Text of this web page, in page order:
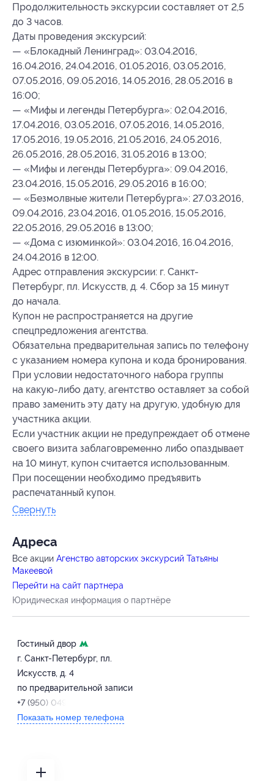
Продолжительность экскурсии составляет от 2,5
до 3 часов.
Даты проведения экскурсий:
— «Блокадный Ленинград»: 03.04.2016,
16.04.2016, 24.04.2016, 01.05.2016, 03.05.2016,
07.05.2016, 09.05.2016, 14.05.2016, 28.05.2016 в
16:00;
— «Мифы и легенды Петербурга»: 02.04.2016,
17.04.2016, 03.05.2016, 07.05.2016, 14.05.2016,
17.05.2016, 19.05.2016, 21.05.2016, 24.05.2016,
26.05.2016, 28.05.2016, 31.05.2016 в 13:00;
— «Мифы и легенды Петербурга»: 09.04.2016,
23.04.2016, 15.05.2016, 29.05.2016 в 16:00;
— «Безмолвные жители Петербурга»: 27.03.2016,
09.04.2016, 23.04.2016, 01.05.2016, 15.05.2016,
22.05.2016, 29.05.2016 в 13:00;
— «Дома с изюминкой»: 03.04.2016, 16.04.2016,
24.04.2016 в 12:00.
Адрес отправления экскурсии: г. Санкт-
Петербург, пл. Искусств, д. 4. Сбор за 15 минут
до начала.
Купон не распространяется на другие
спецпредложения агентства.
Обязательна предварительная запись по телефону
с указанием номера купона и кода бронирования.
При условии недостаточного набора группы
на какую-либо дату, агентство оставляет за собой
право заменить эту дату на другую, удобную для
участника акции.
Если участник акции не предупреждает об отмене
своего визита заблаговременно либо опаздывает
на 10 минут, купон считается использованным.
При посещении необходимо предъявить
распечатанный купон.
Свернуть
Адресa
Все акции Агенство авторских экскурсий Татьяны
Макеевой
Перейти на сайт партнера
Юридическая информация о партнёре
Гостиный двор
г. Санкт-Петербург, пл.
Искусств, д. 4
по предварительной записи
+7 (950) 049-45-18
Показать номер телефона